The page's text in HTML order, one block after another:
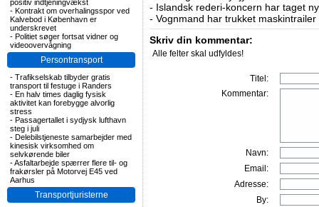
positiv indtjeningvækst
- Kontrakt om overhalingsspor ved
Kalvebod i København er
underskrevet
- Politiet søger fortsat vidner og
videoovervågning
Persontransport
- Trafikselskab tilbyder gratis
transport til festuge i Randers
- En halv times daglig fysisk
aktivitet kan forebygge alvorlig
stress
- Passagertallet i sydjysk lufthavn
steg i juli
- Delebilstjeneste samarbejder med
kinesisk virksomhed om
selvkørende biler
-Asfaltarbejde spærrer flere til- og
frakørsler på Motorvej E45 ved
Aarhus
Transportjuristerne
- Islandsk rederi-koncern har taget
- Vognmand har trukket
Skriv din kommentar:
Alle felter skal udfyldes!
Titel:
Kommentar:
Navn:
Email:
Adresse:
By: